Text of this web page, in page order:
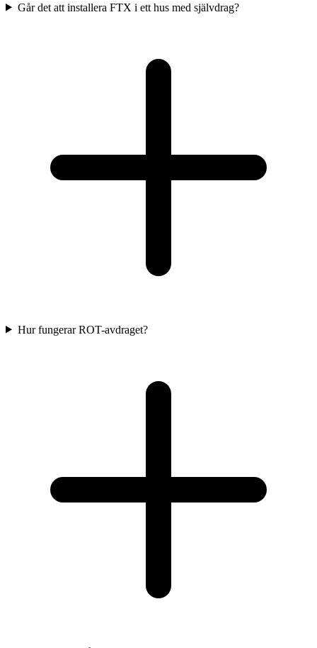
Går det att installera FTX i ett hus med självdrag?
Hur fungerar ROT-avdraget?